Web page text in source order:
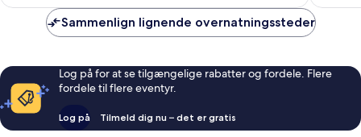
Sammenlign lignende overnatningssteder
Log på for at se tilgængelige rabatter og fordele. Flere
fordele til flere eventyr.
Log på Tilmeld dig nu – det er gratis